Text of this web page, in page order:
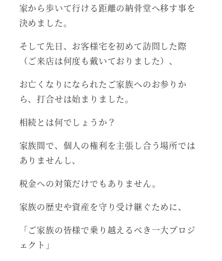
家から歩いて行ける距離の納骨堂へ移す事を
決めました。
そして先日、お客様宅を初めて訪問した際
（ご来店は何度も戴いておりました）、
お亡くなりになられたご家族へのお参りか
ら、打合せは始まりました。
相続とは何でしょうか？
家族間で、個人の権利を主張し合う場所では
ありませんし、
税金への対策だけでもありません。
家族の歴史や資産を守り受け継ぐために、
「ご家族の皆様で乗り越えるべき一大プロジ
ェクト」